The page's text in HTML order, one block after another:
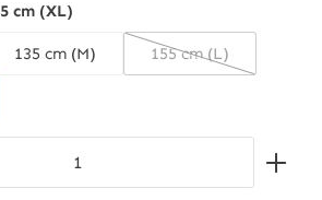
cm (XL)
135 cm (M) 155 cm (L)
(Diese Option ist
Gib den gewünschten Wert ein